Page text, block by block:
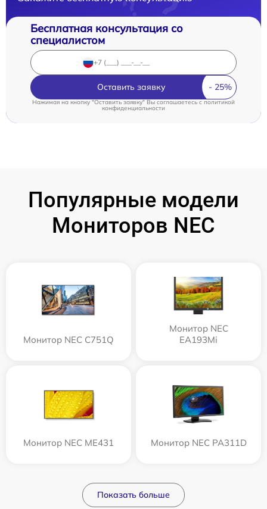
Бесплатная консультация со
специалистом
Оставить заявку
Нажимая на кнопку "Оставить заявку" Вы соглашаетесь cполитикой
конфиденциальности
Популярные модели
Мониторов NEC
Монитор NEC C751Q
Монитор NEC
EA193Mi
Монитор NEC ME431 Монитор NEC PA311D
Показать больше